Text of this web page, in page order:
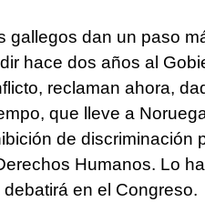
gallegos dan un paso
hace dos años al
reclaman ahora,
que lleve a
de discriminación
Humanos. Lo
en el Congreso.